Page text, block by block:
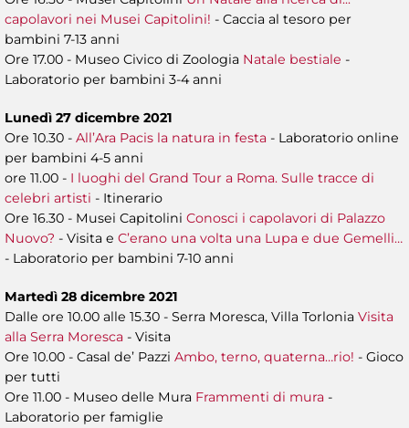
capolavori nei Musei Capitolini! - Caccia al tesoro per
bambini 7-13 anni
Ore 17.00 - Museo Civico di Zoologia Natale bestiale -
Laboratorio per bambini 3-4 anni
Lunedì 27 dicembre 2021
Ore 10.30 - All’Ara Pacis la natura in festa - Laboratorio online
per bambini 4-5 anni
ore 11.00 - I luoghi del Grand Tour a Roma. Sulle tracce di
celebri artisti - Itinerario
Ore 16.30 - Musei Capitolini Conosci i capolavori di Palazzo
Nuovo? - Visita e C’erano una volta una Lupa e due Gemelli…
- Laboratorio per bambini 7-10 anni
Martedì 28 dicembre 2021
Dalle ore 10.00 alle 15.30 - Serra Moresca, Villa Torlonia Visita
alla Serra Moresca - Visita
Ore 10.00 - Casal de’ Pazzi Ambo, terno, quaterna…rio! - Gioco
per tutti
Ore 11.00 - Museo delle Mura Frammenti di mura -
Laboratorio per famiglie